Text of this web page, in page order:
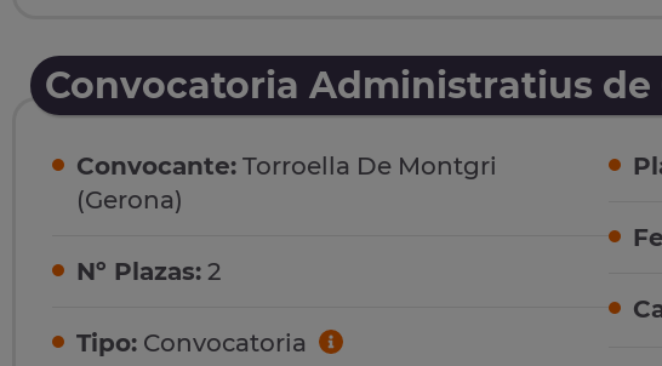
Convocatoria Administratius de
Convocante: Torroella De Montgri
(Gerona)
Nº Plazas: 2
Tipo: Convocatoria